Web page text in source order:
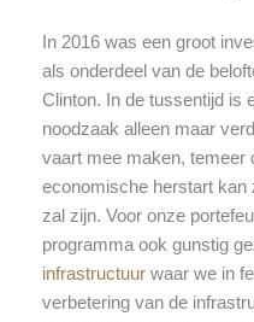
In 2016 was een groot
als onderdeel van de
Clinton. In de tussentijd is
noodzaak alleen maar
vaart mee maken, temeer
economische herstart kan
zal zijn. Voor onze
programma ook gunstig
infrastructuur waar we in
verbetering van de